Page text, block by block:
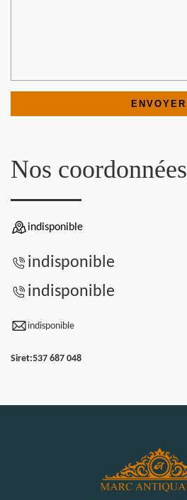
Nos coordonnées
indisponible
indisponible
indisponible
indisponible
Siret:537 687 048